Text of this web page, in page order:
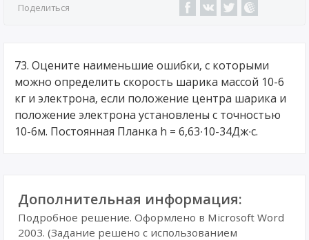
Поделиться
73. Оцените наименьшие ошибки, с которыми
можно определить скорость шарика массой 10-6
кг и электрона, если положение центра шарика и
положение электрона установлены с точностью
10-6м. Постоянная Планка h = 6,63∙10-34Дж∙с.
Дополнительная информация:
Подробное решение. Оформлено в Microsoft Word
2003. (Задание решено с использованием